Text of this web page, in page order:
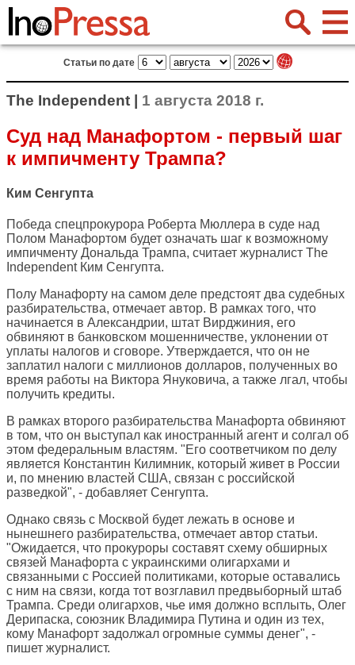
Статьи по дате
The Independent | 1 августа 2018 г.
Суд над Манафортом - первый шаг
к импичменту Трампа?
Ким Сенгупта
Победа спецпрокурора Роберта Мюллера в суде над
Полом Манафортом будет означать шаг к возможному
импичменту Дональда Трампа, считает журналист The
IndependentКим Сенгупта.
Полу Манафорту на самом деле предстоят два судебных
разбирательства, отмечает автор. В рамках того, что
начинается в Александрии, штат Вирджиния, его
обвиняют в банковском мошенничестве, уклонении от
уплаты налогов и сговоре. Утверждается, что он не
заплатил налоги с миллионов долларов, полученных во
время работы на Виктора Януковича, а также лгал, чтобы
получить кредиты.
В рамках второго разбирательства Манафорта обвиняют
в том, что он выступал как иностранный агент и солгал об
этом федеральным властям. "Его соответчиком по делу
является Константин Килимник, который живет в России
и, по мнению властей США, связан с российской
разведкой", - добавляет Сенгупта.
Однако связь с Москвой будет лежать в основе и
нынешнего разбирательства, отмечает автор статьи.
"Ожидается, что прокуроры составят схему обширных
связей Манафорта с украинскими олигархами и
связанными с Россией политиками, которые оставались
с ним на связи, когда тот возглавил предвыборный штаб
Трампа. Среди олигархов, чье имя должно всплыть, Олег
Дерипаска, союзник Владимира Путина и один из тех,
кому Манафорт задолжал огромные суммы денег", -
пишет журналист.